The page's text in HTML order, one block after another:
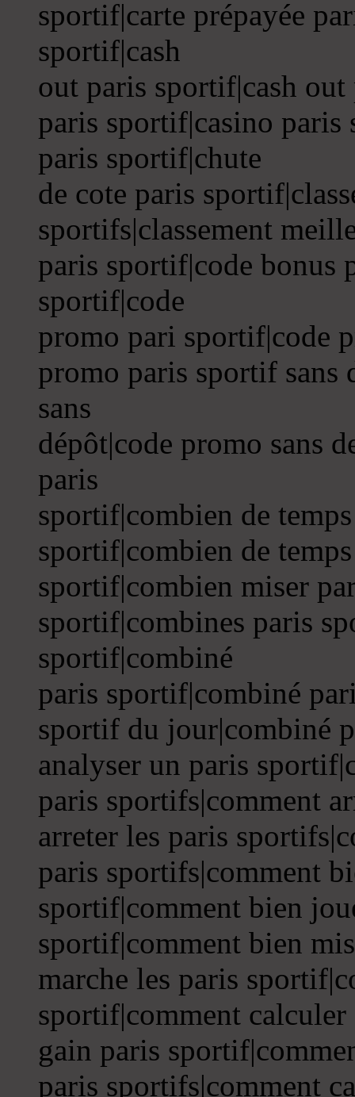
sportif|carte prépayée
sportif|cash
out paris sportif|cash
paris sportif|casino
paris sportif|chute
de cote paris
sportifs|classement
paris sportif|code bonus
sportif|code
promo pari sportif|code
promo paris sportif sans
sans
dépôt|code promo sans
paris
sportif|combien de
sportif|combien de
sportif|combien miser
sportif|combines paris
sportif|combiné
paris sportif|combiné
sportif du jour|combiné
analyser un paris
paris sportifs|comment
arreter les paris
paris sportifs|comment
sportif|comment bien
sportif|comment bien
marche les paris
sportif|comment calculer
gain paris
paris sportifs|comment